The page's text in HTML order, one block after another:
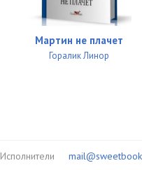
Мартин не плачет
Горалик Линор
Исполнители